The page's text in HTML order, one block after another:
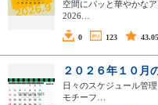
空間にパッと華やかな
2026…
0 123 43.05
２０２６年１０月
日々のスケジュール管
モチーフ…